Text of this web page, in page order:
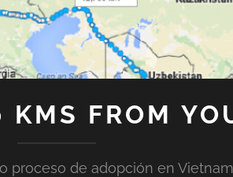
FROM
proceso de adopción en Vietnam